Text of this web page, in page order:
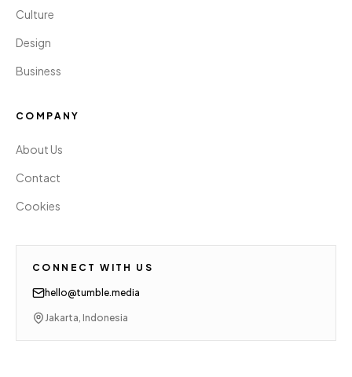
Culture
Design
Business
COMPANY
About Us
Contact
Cookies
CONNECT WITH US
hello@tumble.media
Jakarta, Indonesia